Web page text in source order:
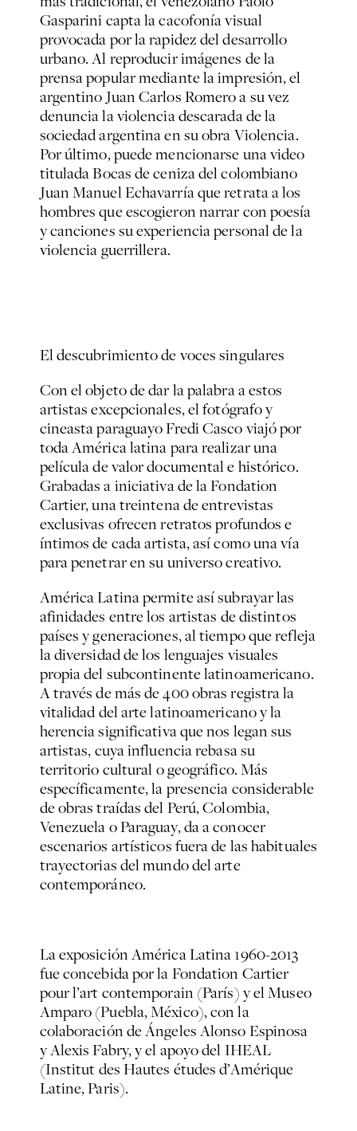
Gasparini capta la cacofonía visual
provocada por la rapidez del desarrollo
urbano. Al reproducir imágenes de la
prensa popular mediante la impresión, el
argentino Juan Carlos Romero a su vez
denuncia la violencia descarada de la
sociedad argentina en su obraViolencia.
Por último, puede mencionarse una video
tituladaBocas de cenizadel colombiano
Juan Manuel Echavarría que retrata a los
hombres que escogieron narrar con poesía
y canciones su experiencia personal de la
violencia guerrillera.
El descubrimiento de voces singulares
Con el objeto de dar la palabra a estos
artistas excepcionales, el fotógrafo y
cineasta paraguayo Fredi Casco viajó por
toda América latina para realizar una
película de valor documental e histórico.
Grabadas a iniciativa de la Fondation
Cartier, una treintena de entrevistas
exclusivas ofrecen retratos profundos e
íntimos de cada artista, así como una vía
para penetrar en su universo creativo.
América Latinapermite así subrayar las
afinidades entre los artistas de distintos
países y generaciones, al tiempo que refleja
la diversidad de los lenguajes visuales
propia del subcontinente latinoamericano.
A través de más de 400 obras registra la
vitalidad del arte latinoamericano y la
herencia significativa que nos legan sus
artistas, cuya influencia rebasa su
territorio cultural o geográfico. Más
específicamente, la presencia considerable
de obras traídas del Perú, Colombia,
Venezuela o Paraguay, da a conocer
escenarios artísticos fuera de las habituales
trayectorias del mundo del arte
contemporáneo.
La exposiciónAmérica Latina1960-2013
fue concebida por la Fondation Cartier
pour l’art contemporain (París) y el Museo
Amparo (Puebla, México), con la
colaboración de Ángeles Alonso Espinosa
y Alexis Fabry, y el apoyo del IHEAL
(Institut des Hautes études d’Amérique
Latine, Paris).